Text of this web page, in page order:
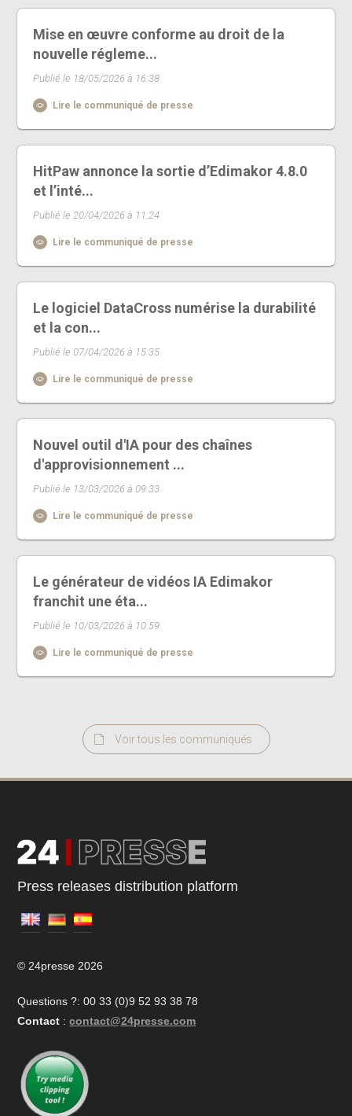
Mise en œuvre conforme au droit de la
nouvelle régleme...
Publié le 18/05/2026 à 16:38
Lire le communiqué de presse
HitPaw annonce la sortie d’Edimakor 4.8.0
et l’inté...
Publié le 20/04/2026 à 11:24
Lire le communiqué de presse
Le logiciel DataCross numérise la durabilité
et la con...
Publié le 07/04/2026 à 15:35
Lire le communiqué de presse
Nouvel outil d'IA pour des chaînes
d'approvisionnement ...
Publié le 13/03/2026 à 09:33
Lire le communiqué de presse
Le générateur de vidéos IA Edimakor
franchit une éta...
Publié le 10/03/2026 à 10:59
Lire le communiqué de presse
Voir tous les communiqués
Press releases distribution platform
© 24presse 2026
Questions ?: 00 33 (0)9 52 93 38 78
Contact : contact@24presse.com